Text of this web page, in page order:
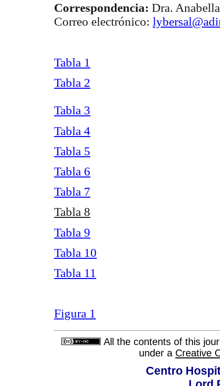
Correspondencia: Dra.
Correo electrónico:
Tabla 1
Tabla 2
Tabla 3
Tabla 4
Tabla 5
Tabla 6
Tabla 7
Tabla 8
Tabla 9
Tabla 10
Tabla 11
Figura 1
All the contents of this
under a Creative
Centro